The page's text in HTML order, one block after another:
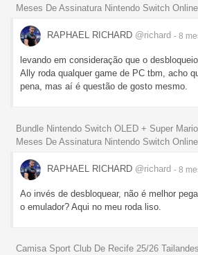
Meses De Assinatura Nintendo Switch Online
RAPHAEL RICHARD @richard - 8
levando em consideração que o
Ally roda qualquer game de PC tbm, acho
pena, mas aí é questão de gosto mesmo.
Bundle Nintendo Switch OLED + Super
Meses De Assinatura Nintendo Switch Online
RAPHAEL RICHARD @richard - 8
Ao invés de desbloquear, não é melhor
o emulador? Aqui no meu roda liso.
Camisa Sport Club De Recife 25/26